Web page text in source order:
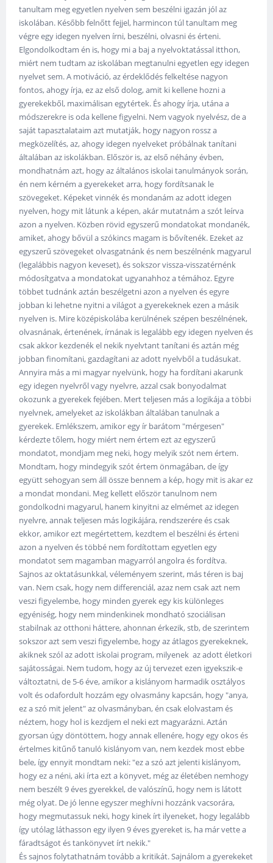
tanultam meg egyetlen nyelven sem beszélni igazán jól az
iskolában. Később felnőtt fejjel, harmincon túl tanultam meg
végre egy idegen nyelven írni, beszélni, olvasni és érteni.
Elgondolkodtam én is, hogy mi a baj a nyelvoktatással itthon,
miért nem tudtam az iskolában megtanulni egyetlen egy idegen
nyelvet sem. A motiváció, az érdeklődés felkeltése nagyon
fontos, ahogy írja, ez az első dolog, amit ki kellene hozni a
gyerekekből, maximálisan egytértek. És ahogy írja, utána a
módszerekre is oda kellene figyelni. Nem vagyok nyelvész, de a
saját tapasztalataim azt mutatják, hogy nagyon rossz a
megközelítés, az, ahogy idegen nyelveket próbálnak tanítani
általában az iskolákban. Először is, az első néhány évben,
mondhatnám azt, hogy az általános iskolai tanulmányok során,
én nem kérném a gyerekeket arra, hogy fordítsanak le
szövegeket. Képeket vinnék és mondanám az adott idegen
nyelven, hogy mit látunk a képen, akár mutatnám a szót leírva
azon a nyelven. Közben rövid egyszerű mondatokat mondanék,
amiket, ahogy bővül a szókincs magam is bővítenék. Ezeket az
egyszerű szövegeket olvasgatnánk és nem beszélnénk magyarul
(legalábbis nagyon keveset), és sokszor vissza-visszatérnénk
módosítgatva a mondatokat ugyanahhoz a témához. Egyre
többet tudnánk aztán beszélgetni azon a nyelven és egyre
jobban ki lehetne nyitni a világot a gyerekeknek ezen a másik
nyelven is. Mire középiskolába kerülnének szépen beszélnének,
olvasnának, értenének, írnának is legalább egy idegen nyelven és
csak akkor kezdenék el nekik nyelvtant tanítani és aztán még
jobban finomítani, gazdagítani az adott nyelvből a tudásukat.
Annyira más a mi magyar nyelvünk, hogy ha fordítani akarunk
egy idegen nyelvről vagy nyelvre, azzal csak bonyodalmat
okozunk a gyerekek fejében. Mert teljesen más a logikája a többi
nyelvnek, amelyeket az iskolákban általában tanulnak a
gyerekek. Emlékszem, amikor egy ír barátom "mérgesen"
kérdezte tőlem, hogy miért nem értem ezt az egyszerű
mondatot, mondjam meg neki, hogy melyik szót nem értem.
Mondtam, hogy mindegyik szót értem önmagában, de így
együtt sehogyan sem áll össze bennem a kép, hogy mit is akar ez
a mondat mondani. Meg kellett először tanulnom nem
gondolkodni magyarul, hanem kinyitni az elmémet az idegen
nyelvre, annak teljesen más logikájára, rendszerére és csak
ekkor, amikor ezt megértettem, kezdtem el beszélni és érteni
azon a nyelven és többé nem fordítottam egyetlen egy
mondatot sem magamban magyarról angolra és fordítva.
Sajnos az oktatásunkkal, véleményem szerint, más téren is baj
van. Nem csak, hogy nem differenciál, azaz nem csak azt nem
veszi figyelembe, hogy minden gyerek egy kis különleges
egyéniség, hogy nem mindenkinek mondható szociálisan
stabilnak az otthoni háttere, ahonnan érkezik, stb, de szerintem
sokszor azt sem veszi figyelembe, hogy az átlagos gyerekeknek,
akiknek szól az adott iskolai program, milyenek az adott életkori
sajátosságai. Nem tudom, hogy az új tervezet ezen igyekszik-e
változtatni, de 5-6 éve, amikor a kislányom harmadik osztályos
volt és odafordult hozzám egy olvasmány kapcsán, hogy "anya,
ez a szó mit jelent" az olvasmányban, én csak elolvastam és
néztem, hogy hol is kezdjem el neki ezt magyarázni. Aztán
gyorsan úgy döntöttem, hogy annak ellenére, hogy egy okos és
értelmes kitűnő tanuló kislányom van, nem kezdek most ebbe
bele, így ennyit mondtam neki: "ez a szó azt jelenti kislányom,
hogy ez a néni, aki írta ezt a könyvet, még az életében nemhogy
nem beszélt 9 éves gyerekkel, de valószínű, hogy nem is látott
még olyat. De jó lenne egyszer meghívni hozzánk vacsorára,
hogy megmutassuk neki, hogy kinek írt ilyeneket, hogy legalább
így utólag láthasson egy ilyen 9 éves gyereket is, ha már vette a
fáradtságot és tankönyvet írt nekik."
És sajnos folytathatnám tovább a kritikát. Sajnálom a gyerekeket